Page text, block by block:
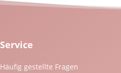
Service
Häufig gestellte Fragen